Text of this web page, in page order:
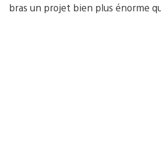
bras un projet bien plus énorme